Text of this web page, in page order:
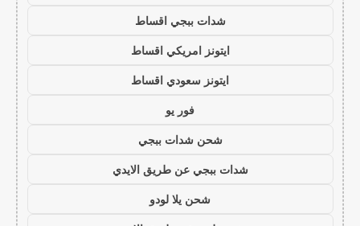
شدات ببجي اقساط
ايتونز امريكي اقساط
ايتونز سعودي اقساط
فور يو
شحن شدات ببجي
شدات ببجي عن طريق الايدي
شحن يلا لودو